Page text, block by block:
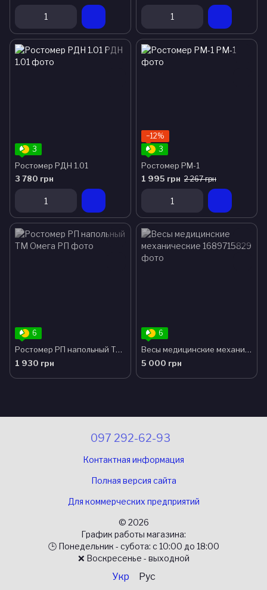
3
Ростомер РДН 1.01
3 780 грн
−12%
3
Ростомер РМ-1
1 995 грн 2 267 грн
6
Ростомер РП напольный ТМ Омега
1 930 грн
6
Весы медицинские механические
5 000 грн
097 292-62-93
Контактная информация
Полная версия сайта
Для коммерческих предприятий
© 2026
График работы магазина:
🕒 Понедельник - субота: с 10:00 до 18:00
❌ Воскресенье - выходной
Укр Рус